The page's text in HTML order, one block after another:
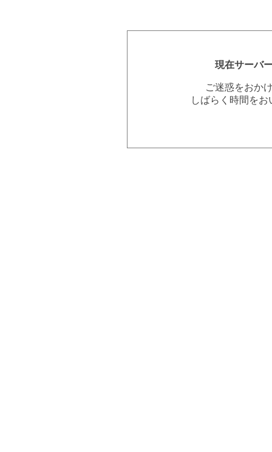
現在サーバ
ご迷惑をおか
しばらく時間を